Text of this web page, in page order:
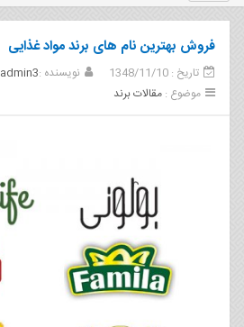
فروش بهترین نام های برند مواد غذایی
تاریخ : 1348/11/10 نویسنده :admin3
موضوع : مقالات برند